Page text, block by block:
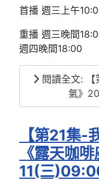
首播 週三上午
重播 週三晚間
週四晚間18:00
閱讀全文: 【
氣》
【第21集-
《露天咖
11(三